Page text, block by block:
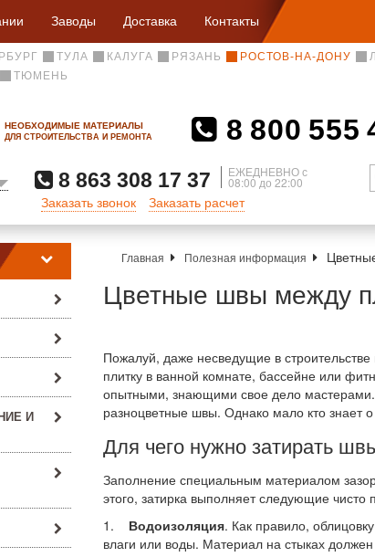
Заводы Доставка Контакты
ТУЛА КАЛУГА РЯЗАНЬ РОСТОВ-НА-ДОНУ
ТЮМЕНЬ
НЕОБХОДИМЫЕ МАТЕРИАЛЫ
ДЛЯ СТРОИТЕЛЬСТВА И РЕМОНТА 8 800 555
8 863 308 17 37 ЕЖЕДНЕВНО с
08:00 до 22:00
Заказать звонок Заказать расчет
И
Главная Полезная информация
Цветные швы между
Пожалуй, даже несведущие в
плитку в ванной комнате, бассейне или
опытными, знающими свое дело мастерами.
разноцветные швы. Однако мало кто знает
Для чего нужно затирать
Заполнение специальным материалом
этого, затирка выполняет следующие чисто
1. Водоизоляция. Как правило,
влаги или воды. Материал на стыках